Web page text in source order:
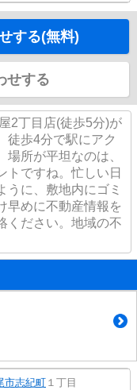
する(無料)
せする
2丁目店(徒歩5分)が
徒歩4分で駅にアク
所が平坦なのは、
トですね。忙しい日
うに、敷地内にゴミ
早めに不動産情報を
ください。地域の不
市志紀町 １丁目